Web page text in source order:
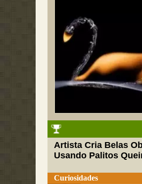
Artista Cria Belas
Usando Palitos
Curiosidades